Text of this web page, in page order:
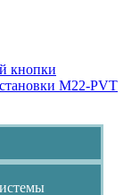
кнопки
M22-PVT